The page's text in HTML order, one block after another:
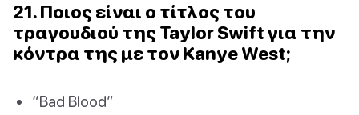
21. Ποιος είναι ο τίτλος του
τραγουδιού της Taylor Swift για την
κόντρα της με τον Kanye West;
“Bad Blood”